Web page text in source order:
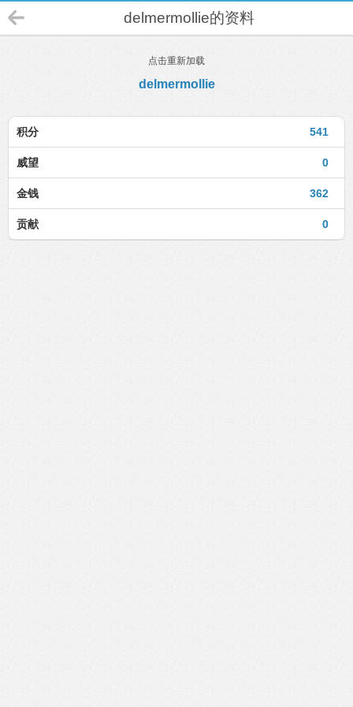
delmermollie的资料
点击重新加载
delmermollie
541
积分
0
威望
362
金钱
0
贡献